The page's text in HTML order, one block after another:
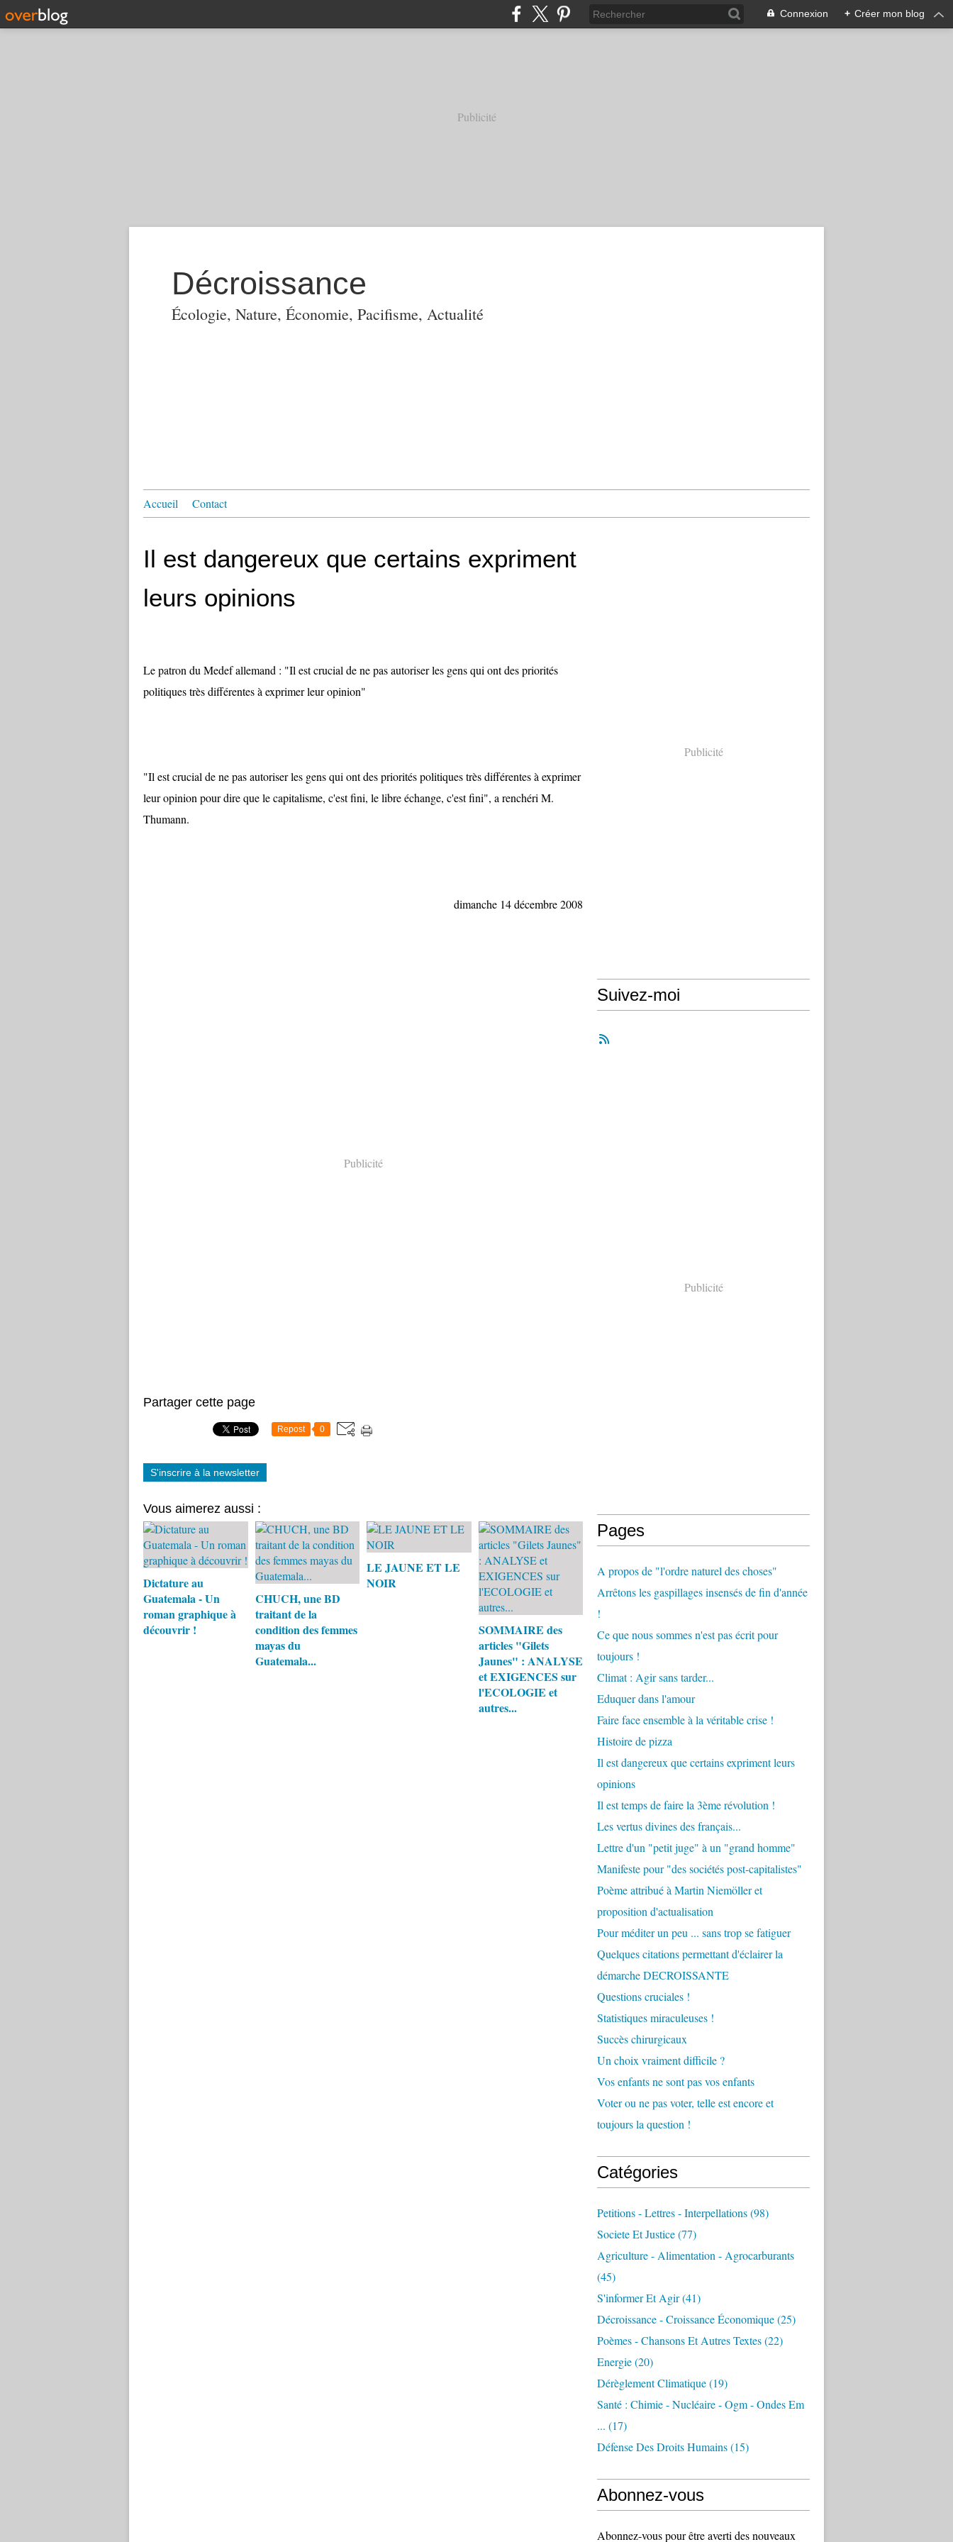
Connexion + Créer mon blog
Publicité
Décroissance
Écologie, Nature, Économie, Pacifisme, Actualité
Accueil Contact
Il est dangereux que certains expriment
leurs opinions
Le patron du Medef allemand : "Il est crucial de ne pas autoriser les gens qui ont des priorités
politiques très différentes à exprimer leur opinion"
"Il est crucial de ne pas autoriser les gens qui ont des priorités politiques très différentes à exprimer
leur opinion pour dire que le capitalisme, c'est fini, le libre échange, c'est fini", a renchéri M.
Thumann.
dimanche 14 décembre 2008
Publicité
Partager cette page
Repost 0
S'inscrire à la newsletter
Vous aimerez aussi :
Dictature au
Guatemala - Un
roman graphique à
découvrir !
CHUCH, une BD
traitant de la
condition des femmes
mayas du
Guatemala...
LE JAUNE ET LE
NOIR
SOMMAIRE des
articles "Gilets
Jaunes" : ANALYSE
et EXIGENCES sur
l'ECOLOGIE et
autres...
Publicité
Suivez-moi
Publicité
Pages
A propos de "l'ordre naturel des choses"
Arrêtons les gaspillages insensés de fin d'année
!
Ce que nous sommes n'est pas écrit pour
toujours !
Climat : Agir sans tarder...
Eduquer dans l'amour
Faire face ensemble à la véritable crise !
Histoire de pizza
Il est dangereux que certains expriment leurs
opinions
Il est temps de faire la 3ème révolution !
Les vertus divines des français...
Lettre d'un "petit juge" à un "grand homme"
Manifeste pour "des sociétés post-capitalistes"
Poème attribué à Martin Niemöller et
proposition d'actualisation
Pour méditer un peu ... sans trop se fatiguer
Quelques citations permettant d'éclairer la
démarche DECROISSANTE
Questions cruciales !
Statistiques miraculeuses !
Succès chirurgicaux
Un choix vraiment difficile ?
Vos enfants ne sont pas vos enfants
Voter ou ne pas voter, telle est encore et
toujours la question !
Catégories
Petitions - Lettres - Interpellations(98)
Societe Et Justice(77)
Agriculture - Alimentation - Agrocarburants
(45)
S'informer Et Agir(41)
Décroissance - Croissance Économique(25)
Poèmes - Chansons Et Autres Textes(22)
Energie(20)
Dérèglement Climatique(19)
Santé : Chimie - Nucléaire - Ogm - Ondes Em
... (17)
Défense Des Droits Humains(15)
Abonnez-vous
Abonnez-vous pour être averti des nouveaux